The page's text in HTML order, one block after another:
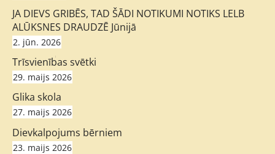
JA DIEVS GRIBĒS, TAD ŠĀDI NOTIKUMI NOTIKS LELB
ALŪKSNES DRAUDZĒ Jūnijā
2. jūn. 2026
Trīsvienības svētki
29. maijs 2026
Glika skola
27. maijs 2026
Dievkalpojums bērniem
23. maijs 2026
;